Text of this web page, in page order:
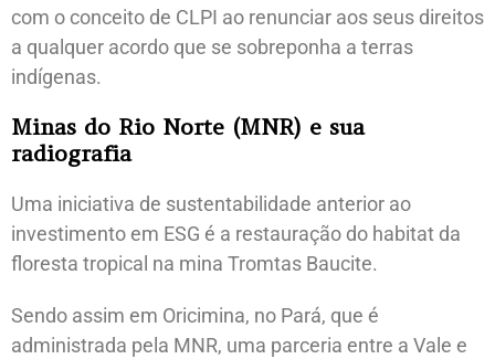
com o conceito de CLPI ao renunciar aos seus direitos
a qualquer acordo que se sobreponha a terras
indígenas.
Minas do Rio Norte (MNR) e sua
radiografia
Uma iniciativa de sustentabilidade anterior ao
investimento em ESG é a restauração do habitat da
floresta tropical na mina Tromtas Baucite.
Sendo assim em Oricimina, no Pará, que é
administrada pela MNR, uma parceria entre a Vale e